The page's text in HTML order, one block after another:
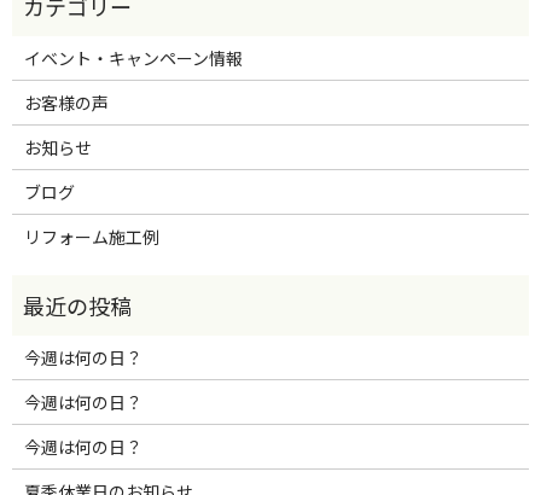
イベント・キャンペーン情報
お客様の声
お知らせ
ブログ
リフォーム施工例
今週は何の日？
今週は何の日？
今週は何の日？